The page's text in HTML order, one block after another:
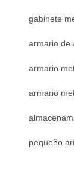
gabinete
armario de
armario
armario
pequeño